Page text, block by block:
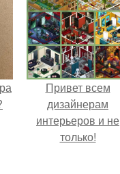
Привет всем
дизайнерам
интерьеров и не
только!